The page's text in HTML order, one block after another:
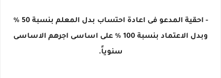
- احقية المدعو فى اعادة احتساب بدل المعلم بنسبة 50 %
وبدل الاعتماد بنسبة 100 % على اساسى اجرهم الاساسى
سنوياً.